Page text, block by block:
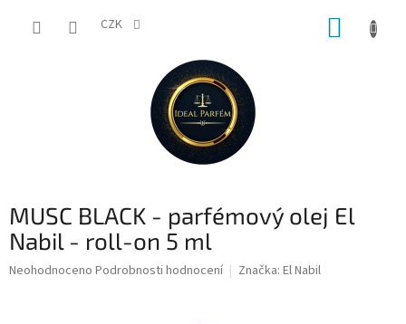
CZK
MUSC BLACK - parfémový olej El
Nabil - roll-on 5 ml
Průměrné
Neohodnoceno Podrobnosti hodnocení Značka: El Nabil